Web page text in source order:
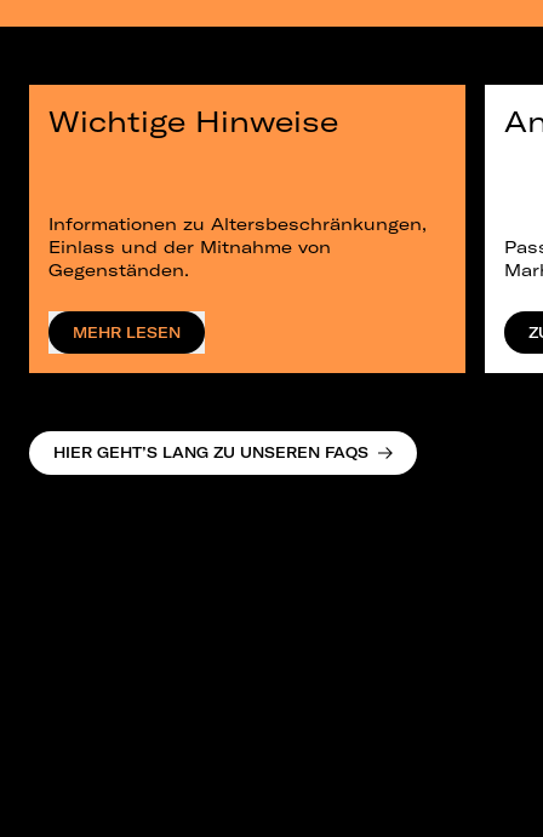
Wichtige Hinweise
Informationen zu Altersbeschränkungen,
Einlass und der Mitnahme von
Gegenständen.
MEHR LESEN
HIER GEHT’S LANG ZU UNSEREN FAQS